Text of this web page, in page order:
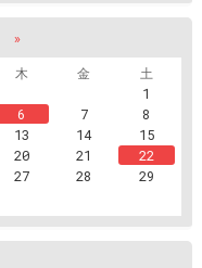
»
木 金
土
1
6 7
8
13 14
15
20 21
22
27 28
29